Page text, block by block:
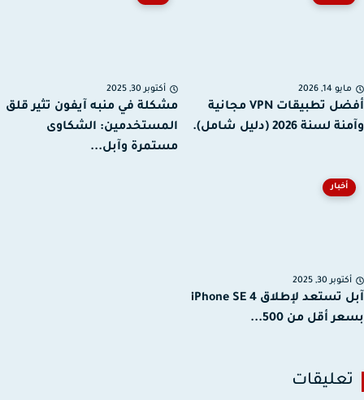
14, 2026
أفضل تطبيقات VPN مجانية
2026 (دليل شامل).
أكتوبر 30, 2025
مشكلة في منبه آيفون تثير قلق
المستخدمين: الشكاوى
مستمرة وآبل...
أخبار
30, 2025
آبل تستعد لإطلاق iPhone SE 4
أقل من 500...